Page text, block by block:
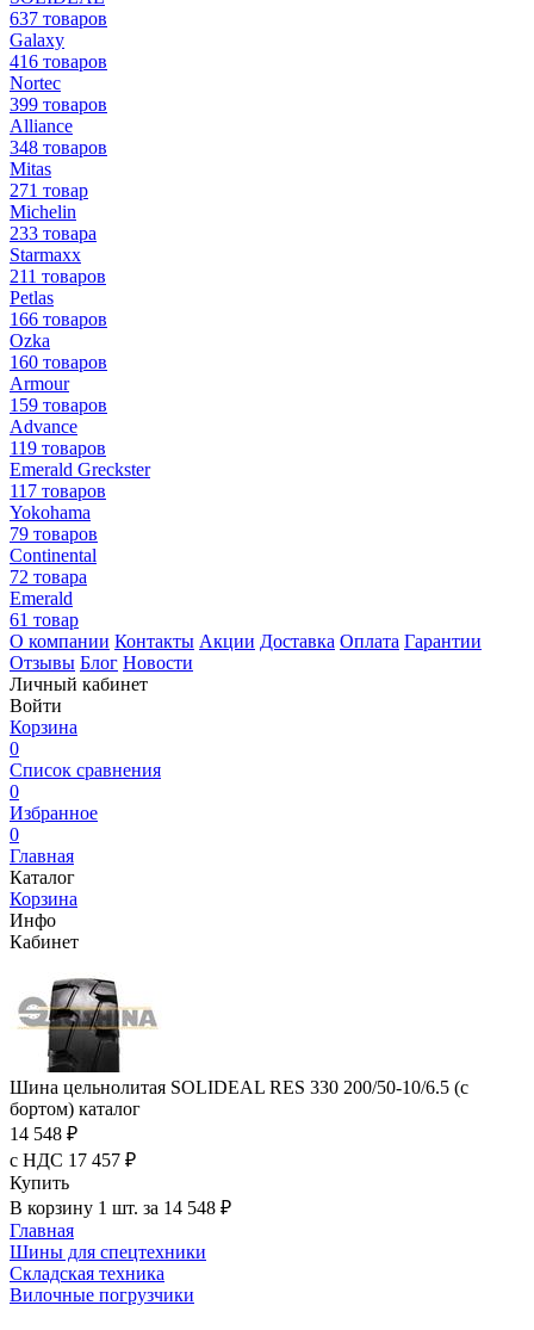
637 товаров
Galaxy
416 товаров
Nortec
399 товаров
Alliance
348 товаров
Mitas
271 товар
Michelin
233 товара
Starmaxx
211 товаров
Petlas
166 товаров
Ozka
160 товаров
Armour
159 товаров
Advance
119 товаров
Emerald Greckster
117 товаров
Yokohama
79 товаров
Continental
72 товара
Emerald
61 товар
О компании Контакты Акции Доставка Оплата Гарантии
Отзывы Блог Новости
Личный кабинет
Войти
Корзина
0
Список сравнения
0
Избранное
0
Главная
Каталог
Корзина
Инфо
Кабинет
Шина цельнолитая SOLIDEAL RES 330 200/50-10/6.5 (с
бортом) каталог
14 548 ₽
с НДС 17 457 ₽
Купить
В корзину 1 шт. за 14 548 ₽
Главная
Шины для спецтехники
Складская техника
Вилочные погрузчики